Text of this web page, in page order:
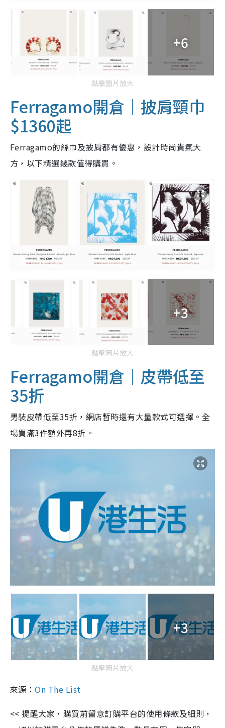
+6
點擊圖片放大
Ferragamo開倉｜披肩頸巾
$1360起
Ferragamo的絲巾及披肩都有優惠，設計時尚貴氣大
方，以下精選幾款值得購買。
+3
點擊圖片放大
Ferragamo開倉｜皮帶低至
35折
男裝皮帶低至35折，網店暫時還有大量款式可選擇。全
場買滿3件額外再8折。
+3
點擊圖片放大
來源：On The List
<< 提醒大家，購買前留意訂購平台的使用條款及細則，